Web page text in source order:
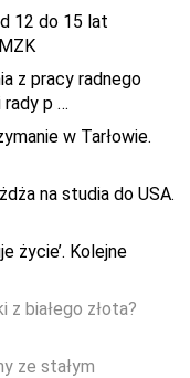
12 do 15 lat
z pracy radnego
rady p …
w Tarłowie.
na studia do USA.
życie’. Kolejne
z białego złota?
ze stałym